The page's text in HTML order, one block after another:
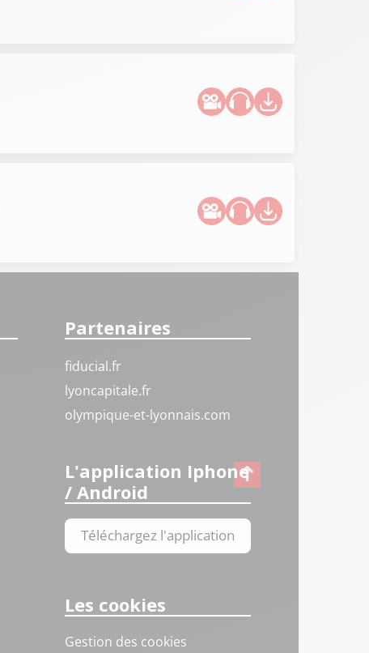
Partenaires
fiducial.fr
lyoncapitale.fr
olympique-et-lyonnais.com
L'application Iphone
/ Android
Téléchargez l'application
Les cookies
Gestion des cookies